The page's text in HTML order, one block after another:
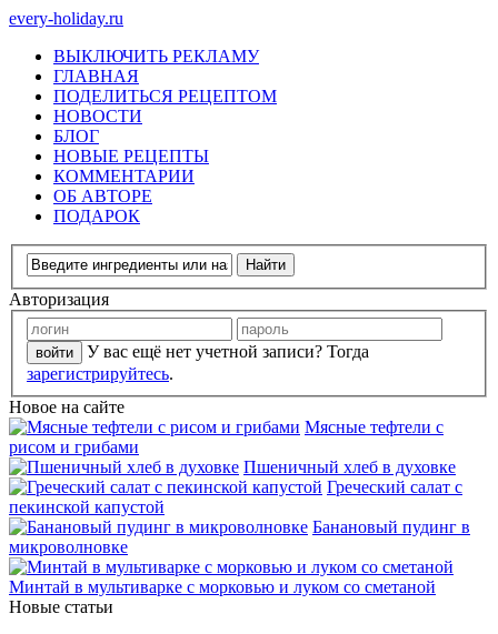
every-holiday.ru
ВЫКЛЮЧИТЬ РЕКЛАМУ
ГЛАВНАЯ
ПОДЕЛИТЬСЯ РЕЦЕПТОМ
НОВОСТИ
БЛОГ
НОВЫЕ РЕЦЕПТЫ
КОММЕНТАРИИ
ОБ АВТОРЕ
ПОДАРОК
Авторизация
У вас ещё нет учетной записи? Тогда
зарегистрируйтесь.
Новое на сайте
Мясные тефтели с
рисом и грибами
Пшеничный хлеб в духовке
Греческий салат с
пекинской капустой
Банановый пудинг в
микроволновке
Минтай в мультиварке с морковью и луком со сметаной
Новые статьи